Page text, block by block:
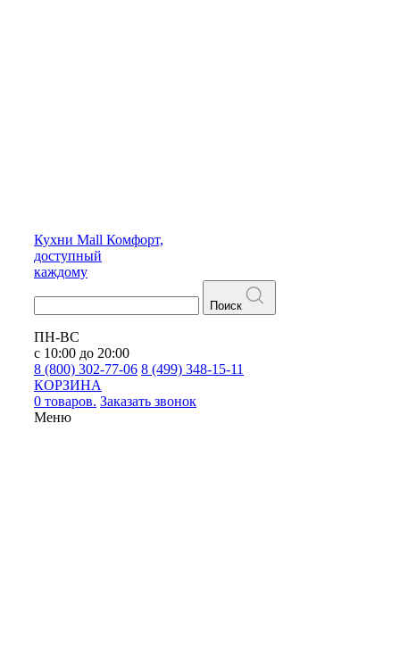
Кухни Mall Комфорт,
доступный
каждому
Поиск
ПН-ВС
с 10:00 до 20:00
8 (800) 302-77-06 8 (499) 348-15-11
КОРЗИНА
0 товаров. Заказать звонок
Меню